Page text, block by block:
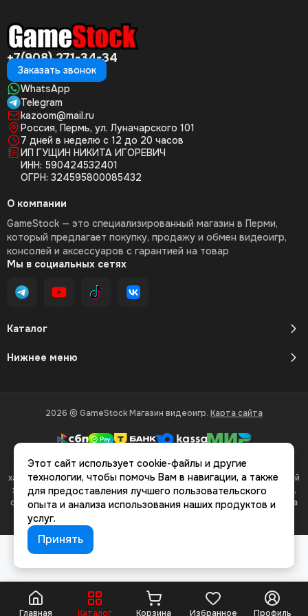
природу и животных Европейского Севера.
- Набор экипировки включает оригинальные костюмы для
каждого персонажа - Ривер, Эйприл, Уоллеса, Джеки и
Малачи, которые можно использовать в бесплатной охоте и
многопользовательском режиме.
- Hunter's Pack: дробовик с гравировкой, краска для
автомобиля и вырезанная из дерева статуэтка муфлона для
сторожки.
+7(908) 271-34-34
Заказать звонок
WhatsApp
Telegram
kazoom@mail.ru
Россия, Пермь, ул. Луначарского 101
7 дней в неделю с 12 до 20 часов
ИП ГУЩИН НИКИТА ИГОРЕВИЧ
ИНН: 590424532401
ОГРН: 324595800085432
Каталог
Нижнее меню
О компании
GameStock — это специализированный магазин в Перми,
который предлагает покупку, продажу и обмен видеоигр,
консолей и аксессуаров с гарантией на товар
Мы в социальных сетях
2026 © GameStock Магазин видеоигр. Карта сайта
Вся представленная на сайте информация, касающаяся
характеристик, стоимости товаров и услуг, носит информационный
характер и ни при каких условиях не является публичной офертой,
определяемой положениями Статьи 437(2) Гражданского кодекса
Главная Каталог Корзина Избранное Профиль
Этот сайт использует cookie-файлы и другие
технологии, чтобы помочь Вам в навигации, а также
для предоставления лучшего пользовательского
опыта и анализа использования наших продуктов и
услуг.
Принять